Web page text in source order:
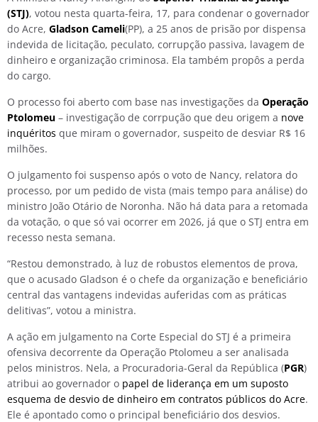
(STJ), votou nesta quarta-feira, 17, para condenar o governador
do Acre, Gladson Cameli(PP), a 25 anos de prisão por dispensa
indevida de licitação, peculato, corrupção passiva, lavagem de
dinheiro e organização criminosa. Ela também propôs a perda
do cargo.
O processo foi aberto com base nas investigações da Operação
Ptolomeu – investigação de corrpução que deu origem a nove
inquéritos que miram o governador, suspeito de desviar R$ 16
milhões.
O julgamento foi suspenso após o voto de Nancy, relatora do
processo, por um pedido de vista (mais tempo para análise) do
ministro João Otário de Noronha. Não há data para a retomada
da votação, o que só vai ocorrer em 2026, já que o STJ entra em
recesso nesta semana.
“Restou demonstrado, à luz de robustos elementos de prova,
que o acusado Gladson é o chefe da organização e beneficiário
central das vantagens indevidas auferidas com as práticas
delitivas”, votou a ministra.
A ação em julgamento na Corte Especial do STJ é a primeira
ofensiva decorrente da Operação Ptolomeu a ser analisada
pelos ministros. Nela, a Procuradoria-Geral da República (PGR)
atribui ao governador o papel de liderança em um suposto
esquema de desvio de dinheiro em contratos públicos do Acre.
Ele é apontado como o principal beneficiário dos desvios.